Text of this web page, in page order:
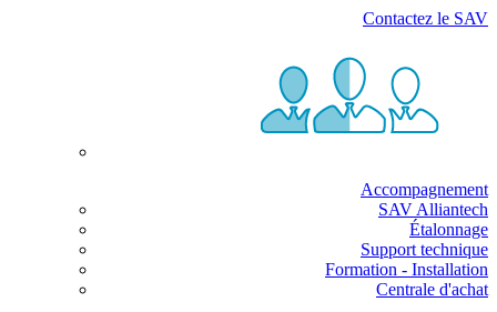
Contactez le SAV
Accompagnement
SAV Alliantech
Étalonnage
Support technique
Formation - Installation
Centrale d'achat